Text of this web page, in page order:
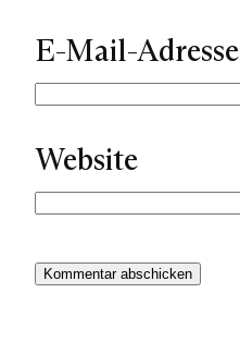
E-Mail-Adresse
Website